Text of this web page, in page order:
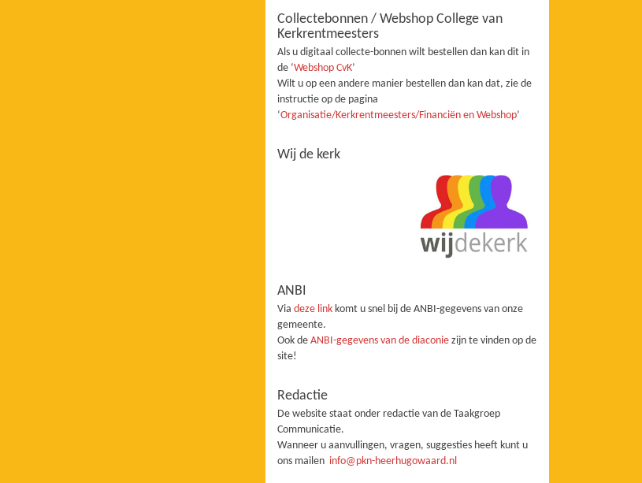
Collectebonnen / Webshop College van
Kerkrentmeesters
Als u digitaal collecte-bonnen wilt bestellen dan kan dit in
de ‘Webshop CvK’
Wilt u op een andere manier bestellen dan kan dat, zie de
instructie op de pagina
‘Organisatie/Kerkrentmeesters/Financiën en Webshop’
Wij de kerk
ANBI
Viadeze link komt u snel bij de ANBI-gegevens van onze
gemeente.
Ook deANBI-gegevens van de diaconiezijn te vinden op de
site!
Redactie
De website staat onder redactie van de Taakgroep
Communicatie.
Wanneer u aanvullingen, vragen, suggesties heeft kunt u
ons mailen info@pkn-heerhugowaard.nl